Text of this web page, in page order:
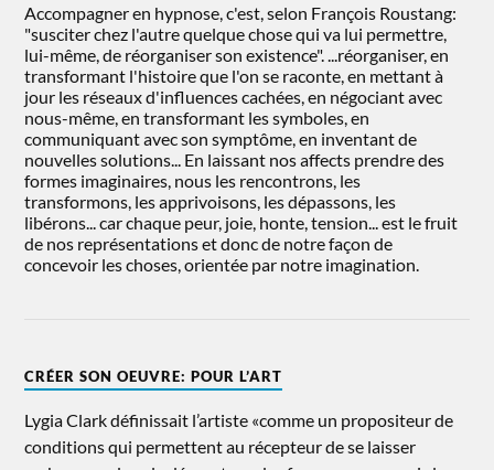
Accompagner en hypnose, c'est, selon François Roustang:
"susciter chez l'autre quelque chose qui va lui permettre,
lui-même, de réorganiser son existence". ...réorganiser, en
transformant l'histoire que l'on se raconte, en mettant à
jour les réseaux d'influences cachées, en négociant avec
nous-même, en transformant les symboles, en
communiquant avec son symptôme, en inventant de
nouvelles solutions... En laissant nos affects prendre des
formes imaginaires, nous les rencontrons, les
transformons, les apprivoisons, les dépassons, les
libérons... car chaque peur, joie, honte, tension... est le fruit
de nos représentations et donc de notre façon de
concevoir les choses, orientée par notre imagination.
CRÉER SON OEUVRE: POUR L’ART
Lygia Clark définissait l’artiste «comme un propositeur de
conditions qui permettent au récepteur de se laisser